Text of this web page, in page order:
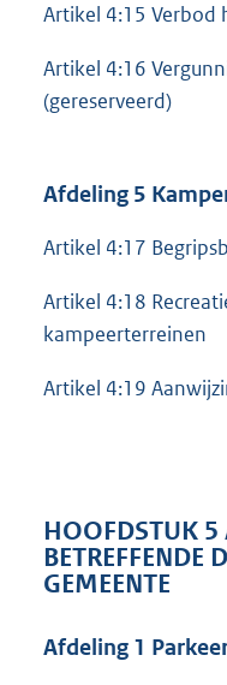
Artikel 4:15 Verbod
Artikel 4:16
(gereserveerd)
Afdeling 5
Artikel 4:17
Artikel 4:18
kampeerterreinen
Artikel 4:19
HOOFDSTUK 5
BETREFFENDE
GEMEENTE
Afdeling 1